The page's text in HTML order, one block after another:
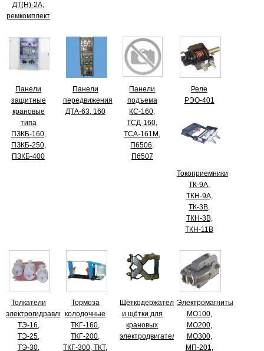
ДТ(Н)-2А,
ремкомплект
Панели
защитные
крановые
типа
ПЗКБ-160,
ПЗКБ-250,
ПЗКБ-400
Панели
передвижения
ДТА-63, 160
Панели
подъема
КС-160,
ТСД-160,
ТСА-161М,
П6506,
П6507
Реле
РЭО-401
Токоприемники
ТК-9А,
ТКН-9А,
ТК-3В,
ТКН-3В,
ТКН-11В
Толкатели
электрогидравлические
ТЭ-16,
ТЭ-25,
ТЭ-30,
Тормоза
колодочные
ТКГ-160,
ТКГ-200,
ТКГ-300, ТКТ,
Щёткодержатели
и щётки для
крановых
электродвигателей
Электромагниты
МО100,
МО200,
МО300,
МП-201,